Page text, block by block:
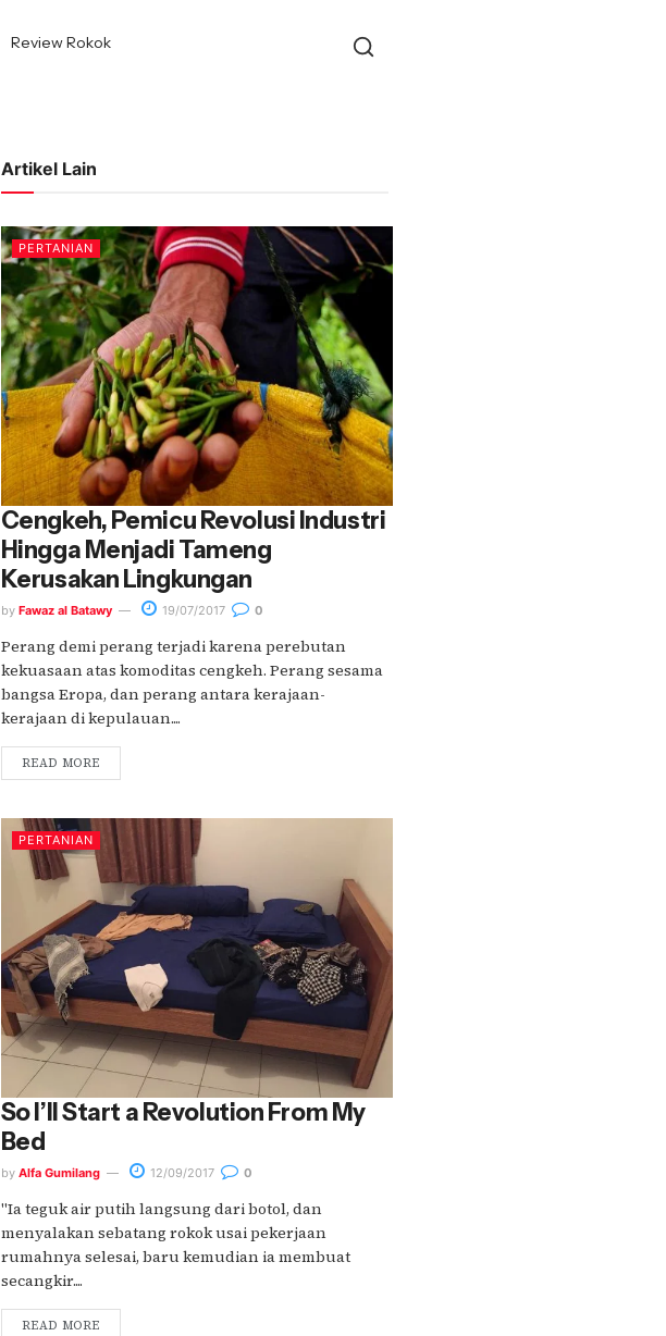
Review Rokok
Artikel Lain
PERTANIAN
Cengkeh, Pemicu Revolusi Industri
Hingga Menjadi Tameng
Kerusakan Lingkungan
by Fawaz al Batawy 19/07/2017 0
Perang demi perang terjadi karena perebutan
kekuasaan atas komoditas cengkeh. Perang sesama
bangsa Eropa, dan perang antara kerajaan-
kerajaan di kepulauan....
READ MORE
PERTANIAN
So I’ll Start a Revolution From My
Bed
by Alfa Gumilang 12/09/2017 0
"Ia teguk air putih langsung dari botol, dan
menyalakan sebatang rokok usai pekerjaan
rumahnya selesai, baru kemudian ia membuat
secangkir....
READ MORE